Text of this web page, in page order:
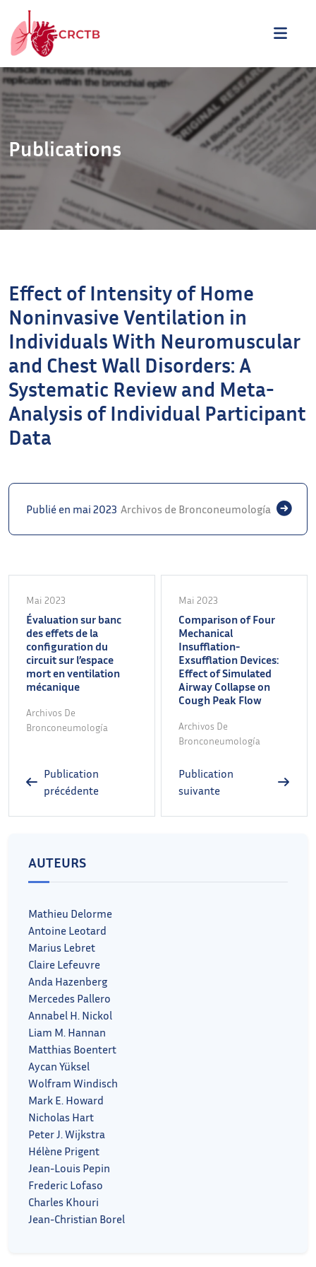
Aller au contenu
Publications
Effect of Intensity of Home
Noninvasive Ventilation in
Individuals With Neuromuscular
and Chest Wall Disorders: A
Systematic Review and Meta-
Analysis of Individual Participant
Data
Publié en mai 2023 Archivos de Bronconeumología
Mai 2023
Évaluation sur banc
des effets de la
configuration du
circuit sur l’espace
mort en ventilation
mécanique
Archivos De
Bronconeumología
Publication
précédente
Mai 2023
Comparison of Four
Mechanical
Insufflation-
Exsufflation Devices:
Effect of Simulated
Airway Collapse on
Cough Peak Flow
Archivos De
Bronconeumología
Publication
suivante
AUTEURS
Mathieu Delorme
Antoine Leotard
Marius Lebret
Claire Lefeuvre
Anda Hazenberg
Mercedes Pallero
Annabel H. Nickol
Liam M. Hannan
Matthias Boentert
Aycan Yüksel
Wolfram Windisch
Mark E. Howard
Nicholas Hart
Peter J. Wijkstra
Hélène Prigent
Jean-Louis Pepin
Frederic Lofaso
Charles Khouri
Jean-Christian Borel